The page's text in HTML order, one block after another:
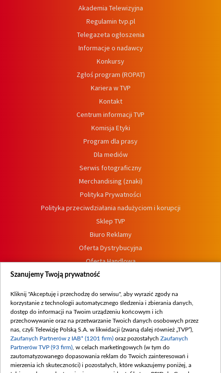
Akademia Telewizyjna
Regulamin tvp.pl
Telegazeta ogłoszenia
Informacje o nadawcy
Konkursy
Zgłoś program (ROPAT)
Kariera w TVP
Kontakt
Centrum informacji TVP
Komisja Etyki
Program dla prasy
Dla mediów
Serwis fotograficzny
Merchandising (znaki)
Polityka Prywatności
Polityka przeciwdziałania nadużyciom i korupcji
Sklep TVP
Biuro Reklamy
Oferta Dystrybucyjna
Oferta Handlowa
Dostępność
Procedura zgłoszeń wewnętrznych
Szanujemy Twoją prywatność
Kliknij "Akceptuję i przechodzę do serwisu", aby wyrazić zgody na
korzystanie z technologii automatycznego śledzenia i zbierania danych,
dostęp do informacji na Twoim urządzeniu końcowym i ich
przechowywanie oraz na przetwarzanie Twoich danych osobowych przez
nas, czyli Telewizję Polską S.A. w likwidacji (zwaną dalej również „TVP”),
Zaufanych Partnerów z IAB* (1201 firm) oraz pozostałych Zaufanych
Partnerów TVP (93 firm) , w celach marketingowych (w tym do
zautomatyzowanego dopasowania reklam do Twoich zainteresowań i
mierzenia ich skuteczności) i pozostałych, które wskazujemy poniżej, a